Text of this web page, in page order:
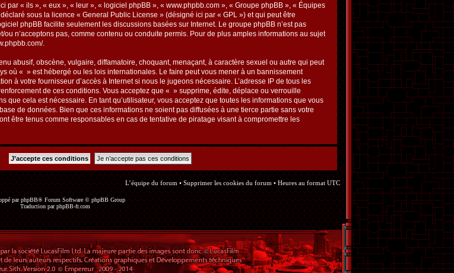
par « ils », « eux », « leur », « logiciel phpBB », « www.phpbb.com », « Groupe phpBB », « Équipes
sous la licence « General Public License » (désigné ici par « GPL ») et qui peut être
phpBB facilite seulement les discussions basées sur Internet. Le groupe phpBB n’est pas
n’acceptons pas, comme contenu ou conduite permis. Pour de plus amples informations au sujet
.
abusif, obscène, vulgaire, diffamatoire, choquant, menaçant, à caractère sexuel ou autre qui peut
où « » est hébergé ou les lois internationales. Le faire peut vous mener à un bannissement
à votre fournisseur d’accès à Internet si nous le jugeons nécessaire. L’adresse IP de tous les
de ces conditions. Vous acceptez que « » supprime, édite, déplace ou verrouille
que cela est nécessaire. En tant qu’utilisateur, vous acceptez que toutes les informations que vous
de données. Bien que ces informations ne soient pas diffusées à une tierce partie sans votre
être tenus comme responsables en cas de tentative de piratage visant à compromettre les
L’équipe du forum • Supprimer les cookies du forum • Heures au format UTC
parphpBB® Forum Software © phpBB Group
Traduction parphpBB-fr.com